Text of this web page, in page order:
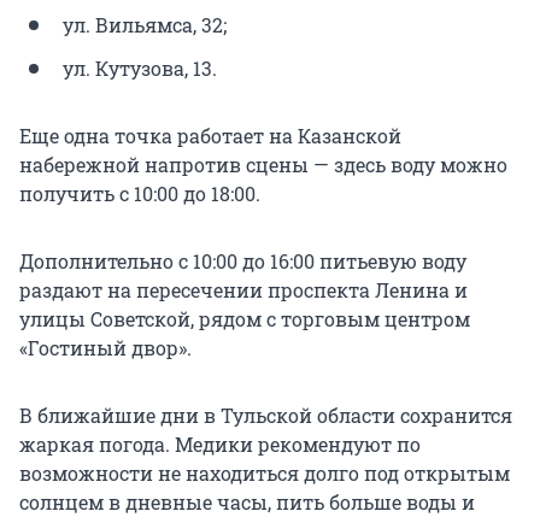
ул. Вильямса, 32;
ул. Кутузова, 13.
Еще одна точка работает на Казанской
набережной напротив сцены — здесь воду можно
получить с 10:00 до 18:00.
Дополнительно с 10:00 до 16:00 питьевую воду
раздают на пересечении проспекта Ленина и
улицы Советской, рядом с торговым центром
«Гостиный двор».
В ближайшие дни в Тульской области сохранится
жаркая погода. Медики рекомендуют по
возможности не находиться долго под открытым
солнцем в дневные часы, пить больше воды и